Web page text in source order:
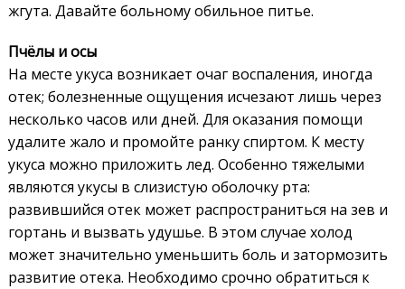
жгута. Давайте больному обильное питье.
Пчёлы и осы
На месте укуса возникает очаг воспаления, иногда
отек; болезненные ощущения исчезают лишь через
несколько часов или дней. Для оказания помощи
удалите жало и промойте ранку спиртом. К месту
укуса можно приложить лед. Особенно тяжелыми
являются укусы в слизистую оболочку рта:
развившийся отек может распространиться на зев и
гортань и вызвать удушье. В этом случае холод
может значительно уменьшить боль и затормозить
развитие отека. Необходимо срочно обратиться к